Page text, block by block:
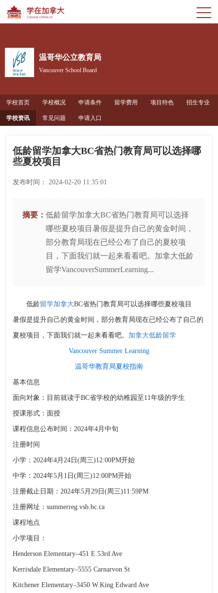
温哥华公立教育局
Vancouver School Board
学校首页 学校概况 申请条件 留学费用 项目特色 招生专业
学校资讯 常见问题 申请入口
低龄留学加拿大BC省热门教育局可以选择哪
些夏校项目
发布时间： 2024-02-20 11:35:01
摘要：低龄留学加拿大BC省热门教育局可以选择
哪些夏校项目暑假是提升自己的黄金时间，
部分教育局现在已经公布了自己的夏校项
目，下面我们就一起来看看吧。加拿大低龄
留学VancouverSummerLearning...
低龄留学加拿大BC省热门教育局可以选择哪些夏校项目
暑假是提升自己的黄金时间，部分教育局现在已经公布了自己的
夏校项目，下面我们就一起来看看吧。 加拿大低龄留学
Vancouver Summer Learning
温哥华教育局夏校指南
基本信息
面向对象：目前就读于BC省学校的幼稚园至11年级的学生
授课形式：面授
课程信息公布时间：2024年4月中旬
注册时间
小学：2024年4月24日(周三)12:00PM开始
中学：2024年5月1日(周三)12:00PM开始
注册截止日期：2024年5月29日(周三)11:59PM
注册网址：summerreg.vsb.bc.ca
课程地点
小学项目：
Henderson Elementary–451 E.53rd Ave
Kerrisdale Elementary–5555 Carnarvon St
Kitchener Elementary–3450 W.King Edward Ave